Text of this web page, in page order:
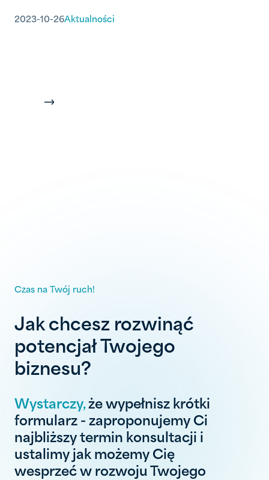
2023-10-26Aktualności
Stronicowanie
Czas na Twój ruch!
Jak chcesz rozwinąć
potencjał Twojego
biznesu?
Wystarczy,że wypełnisz krótki
formularz - zaproponujemy Ci
najbliższy termin konsultacji i
ustalimy jak możemy Cię
wesprzeć w rozwoju Twojego